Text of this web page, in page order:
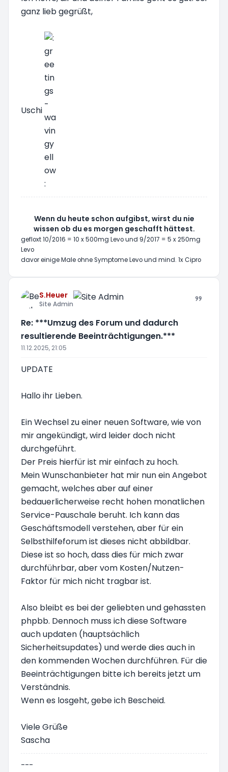
ganz lieb gegrüßt,
Uschi
Wenn du heute schon aufgibst, wirst du nie
wissen ob du es morgen geschafft hättest.
gefloxt 10/2016 = 10 x 500mg Levo und 9/2017 = 5 x 250mg
Levo
davor einige Male ohne Symptome Levo und mind. 1x Cipro
S.Heuer
Site Admin
Re: ***Umzug des Forum und dadurch
resultierende Beeinträchtigungen.***
11.12.2025, 21:05
UPDATE
Hallo ihr Lieben.
Ein Wechsel zu einer neuen Software, wie von
mir angekündigt, wird leider doch nicht
durchgeführt.
Der Preis hierfür ist mir einfach zu hoch.
Mein Wunschanbieter hat mir nun ein Angebot
gemacht, welches aber auf einer
bedauerlicherweise recht hohen monatlichen
Service-Pauschale beruht. Ich kann das
Geschäftsmodell verstehen, aber für ein
Selbsthilfeforum ist dieses nicht abbildbar.
Diese ist so hoch, dass dies für mich zwar
durchführbar, aber vom Kosten/Nutzen-
Faktor für mich nicht tragbar ist.
Also bleibt es bei der geliebten und gehassten
phpbb. Dennoch muss ich diese Software
auch updaten (hauptsächlich
Sicherheitsupdates) und werde dies auch in
den kommenden Wochen durchführen. Für die
Beeinträchtigungen bitte ich bereits jetzt um
Verständnis.
Wenn es losgeht, gebe ich Bescheid.
Viele Grüße
Sascha
---